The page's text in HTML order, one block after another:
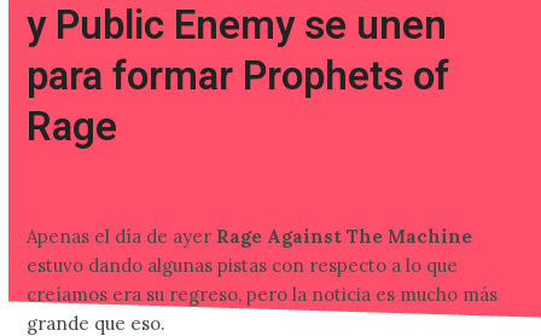
y Public Enemy se unen
para formar Prophets of
Rage
Apenas el día de ayer Rage Against The Machine
estuvo dando algunas pistas con respecto a lo que
creíamos era su regreso, pero la noticia es mucho más
grande que eso.